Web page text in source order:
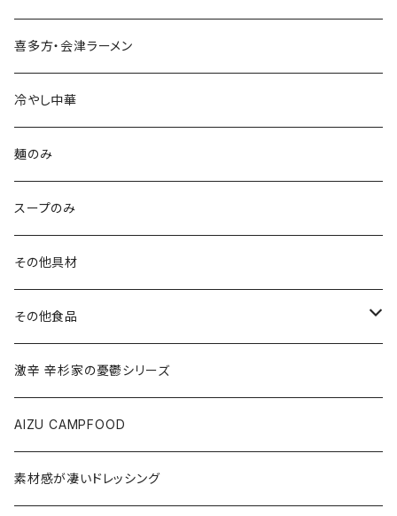
喜多方・会津ラーメン
冷やし中華
麺のみ
スープのみ
その他具材
その他食品
ご飯のお供
会津の馬刺し
果実
激辛 辛杉家の憂鬱シリーズ
AIZU CAMPFOOD
素材感が凄いドレッシング